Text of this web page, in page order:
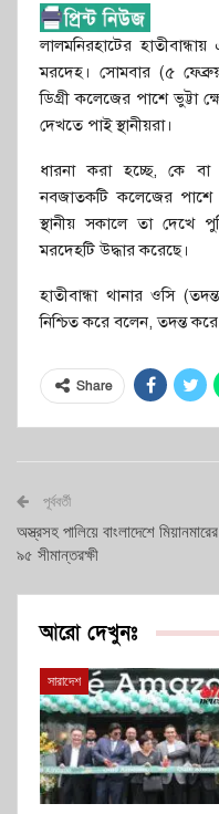
লালমনিরহাটের
মরদেহ। সোমবার (৫
ডিগ্রী কলেজের পাশে ভুট্টা
দেখতে পাই স্থানীয়রা।
ধারনা করা হচ্ছে, কে
নবজাতকটি কলেজের পাশে
স্থানীয় সকালে তা দেখে
মরদেহটি উদ্ধার করেছে।
হাতীবান্ধা থানার ওসি
নিশ্চিত করে বলেন, তদন্ত
Share
পূর্ববর্তী
অস্ত্রসহ পালিয়ে বাংলাদেশে মিয়ানমারের
৯৫ সীমান্তরক্ষী
আরো দেখুনঃ
সারাদেশ